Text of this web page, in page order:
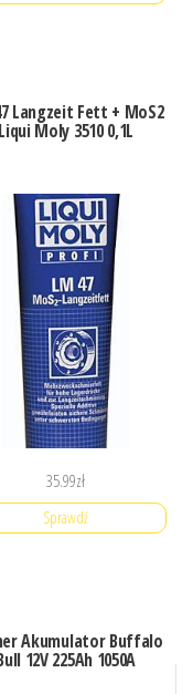
Langzeit Fett + MoS2
Liqui Moly 3510 0,1L
35.99zł
Sprawdź
Akumulator Buffalo
12V 225Ah 1050A